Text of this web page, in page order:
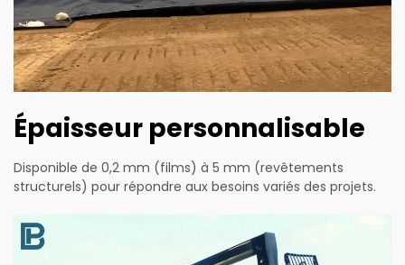
Épaisseur personnalisable
Disponible de 0,2 mm (films) à 5 mm (revêtements
structurels) pour répondre aux besoins variés des projets.